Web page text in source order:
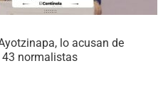
lo acusan de
normalistas